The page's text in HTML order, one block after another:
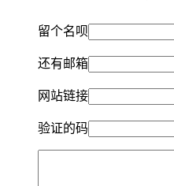
留个名呗
还有邮箱
网站链接
验证的码